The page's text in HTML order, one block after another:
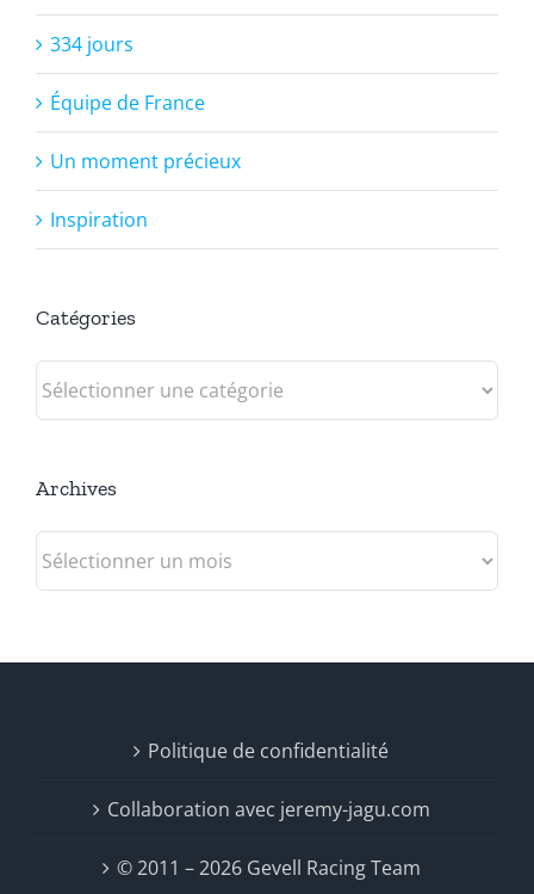
334 jours
Équipe de France
Un moment précieux
Inspiration
Catégories
Catégories
Archives
Archives
Politique de confidentialité
Collaboration avec jeremy-jagu.com
© 2011 – 2026 Gevell Racing Team